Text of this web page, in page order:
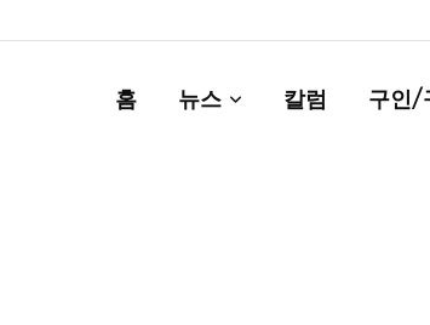
홈 뉴스 칼럼 구인/